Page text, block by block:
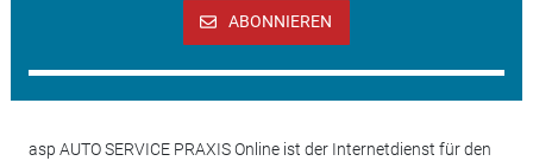
ABONNIEREN
asp AUTO SERVICE PRAXIS Online ist der Internetdienst für den